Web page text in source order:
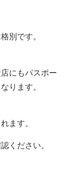
別です。
にもパスポー
ります。
ます。
ください。